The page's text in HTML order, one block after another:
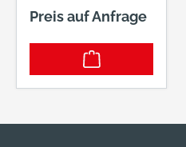
Unterfahrhöhe •
Robuste
Schaumstoffliegeflä
che mit hohem
Kopfstütze (3
Preis auf Anfrage